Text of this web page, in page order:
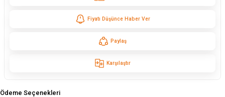
Fiyatı Düşünce Haber Ver
Paylaş
Karşılaştır
Ödeme Seçenekleri